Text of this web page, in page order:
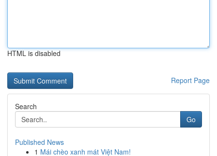
HTML is disabled
Report Page
Search
Go
Published News
1 Mái chèo xanh mát Việt Nam!